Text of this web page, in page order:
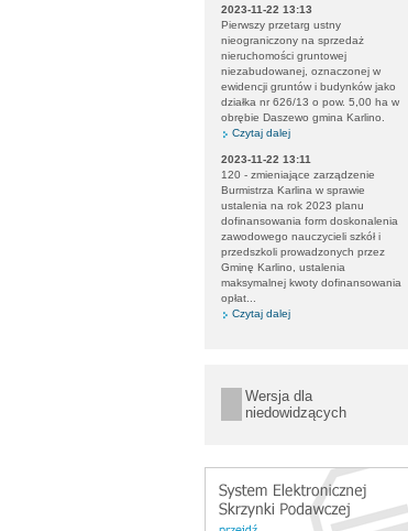
2023-11-22 13:13
Pierwszy przetarg ustny
nieograniczony na sprzedaż
nieruchomości gruntowej
niezabudowanej, oznaczonej w
ewidencji gruntów i budynków jako
działka nr 626/13 o pow. 5,00 ha w
obrębie Daszewo gmina Karlino.
Czytaj dalej
2023-11-22 13:11
120 - zmieniające zarządzenie
Burmistrza Karlina w sprawie
ustalenia na rok 2023 planu
dofinansowania form doskonalenia
zawodowego nauczycieli szkół i
przedszkoli prowadzonych przez
Gminę Karlino, ustalenia
maksymalnej kwoty dofinansowania
opłat...
Czytaj dalej
Wersja dla
niedowidzących